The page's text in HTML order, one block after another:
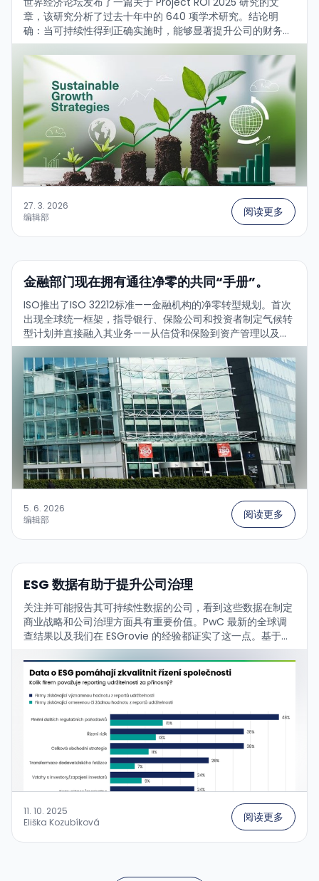
章，该研究分析了过去十年中的 640 项学术研究。结论明
确：当可持续性得到正确实施时，能够显著提升公司的财务绩
效。...
27. 3. 2026
编辑部
阅读更多
金融部门现在拥有通往净零的共同“手册”。
ISO推出了ISO 32212标准——金融机构的净零转型规划。首次
出现全球统一框架，指导银行、保险公司和投资者制定气候转
型计划并直接融入其业务——从信贷和保险到资产管理以及资
本市场活动。...
5. 6. 2026
编辑部
阅读更多
ESG 数据有助于提升公司治理
关注并可能报告其可持续性数据的公司，看到这些数据在制定
商业战略和公司治理方面具有重要价值。PwC 最新的全球调
查结果以及我们在 ESGrovie 的经验都证实了这一点。基于可
靠的数据收集，公司能够更好地做出决策。PwC 关于可持续
性报告的调查覆盖了来自 40 个国家的 496 家企业，显示对
ESG（环境、社会和治理）透明度的压力持续增强。约 36%
的受访者已根据 CSRD 或 ISSB 进行报告，其中超过三分之二
的受访者表示，在报告期间收集的数据为他们带来了显著或中
等程度的价值，超出了仅满足监管要求的范围。例如，38% 的
这些公司将 ESG 数据用于战略规划和风险管理，20-25% 的
受访者则利用报告信息来转型供应链、企业金融和投资，或转
型劳动力。...
11. 10. 2025
Eliška Kozubíková
阅读更多